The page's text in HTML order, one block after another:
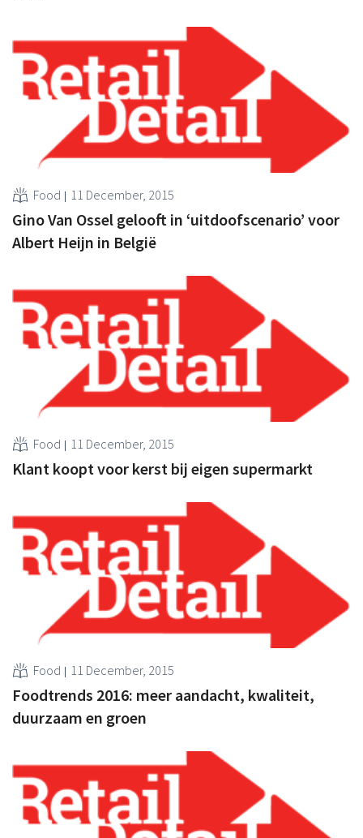
Food 11 December, 2015
Gino Van Ossel gelooft in ‘uitdoofscenario’ voor
Albert Heijn in België
Food 11 December, 2015
Klant koopt voor kerst bij eigen supermarkt
Food 11 December, 2015
Foodtrends 2016: meer aandacht, kwaliteit,
duurzaam en groen